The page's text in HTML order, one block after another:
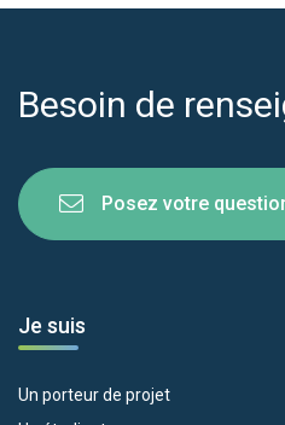
Besoin de
Posez votre
Je suis
Un porteur de projet